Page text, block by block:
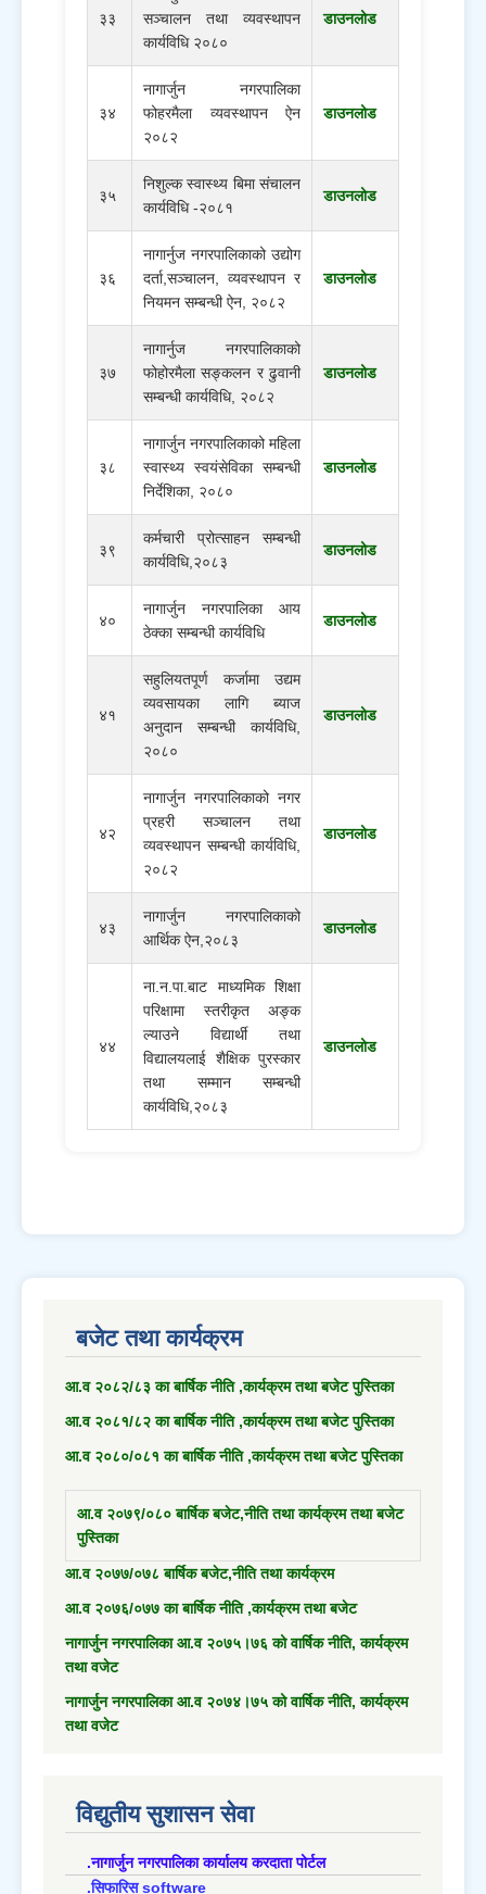
३३
सञ्चालन तथा व्यवस्थापन
कार्यविधि २०८०
डाउनलोड
३४
नागार्जुन नगरपालिका
फोहरमैला व्यवस्थापन ऐन
२०८२
डाउनलोड
३५
निशुल्क स्वास्थ्य बिमा संचालन
कार्यविधि -२०८१
डाउनलोड
३६
नागार्नुज नगरपालिकाको उद्योग
दर्ता,सञ्‍चालन, व्यवस्थापन र
नियमन सम्बन्धी ऐन, २०८२
डाउनलोड
३७
नागार्नुज नगरपालिकाको
फोहोरमैला सङ्कलन र ढुवानी
सम्बन्धी कार्यविधि, २०८२
डाउनलोड
३८
नागार्जुन नगरपालिकाको महिला
स्वास्थ्य स्वयंसेविका सम्बन्धी
निर्देशिका, २०८०
डाउनलोड
३९
कर्मचारी प्रोत्साहन सम्बन्धी
कार्यविधि,२०८३
डाउनलोड
४०
नागार्जुन नगरपालिका आय
ठेक्का सम्बन्धी कार्यविधि
डाउनलोड
४१
सहुलियतपूर्ण कर्जामा उद्यम
व्यवसायका लागि ब्याज
अनुदान सम्बन्धी कार्यविधि,
२०८०
डाउनलोड
४२
नागार्जुन नगरपालिकाको नगर
प्रहरी सञ्चालन तथा
व्यवस्थापन सम्बन्धी कार्यविधि,
२०८२
डाउनलोड
४३
नागार्जुन नगरपालिकाको
आर्थिक ऐन,२०८३
डाउनलोड
४४
ना.न.पा.बाट माध्यमिक शिक्षा
परिक्षामा स्तरीकृत अङ्क
ल्याउने विद्यार्थी तथा
विद्यालयलाई शैक्षिक पुरस्कार
तथा सम्मान सम्बन्धी
कार्यविधि,२०८३
डाउनलोड
बजेट तथा कार्यक्रम
आ.व २०८२/८३ का बार्षिक नीति ,कार्यक्रम तथा बजेट पुस्तिका
आ.व २०८१/८२ का बार्षिक नीति ,कार्यक्रम तथा बजेट पुस्तिका
आ.व २०८०/०८१ का बार्षिक नीति ,कार्यक्रम तथा बजेट पुस्तिका
आ.व २०७९/०८० बार्षिक बजेट,नीति तथा कार्यक्रम तथा बजेट
पुस्तिका
आ.व २०७७/०७८ बार्षिक बजेट,नीति तथा कार्यक्रम
आ.व २०७६/०७७ का बार्षिक नीति ,कार्यक्रम तथा बजेट
नागार्जुन नगरपालिका आ.व २०७५।७६ को वार्षिक नीति, कार्यक्रम
तथा वजेट
नागार्जुन नगरपालिका आ.व २०७४।७५ को वार्षिक नीति, कार्यक्रम
तथा वजेट
विद्युतीय सुशासन सेवा
.नागार्जुन नगरपालिका कार्यालय करदाता पोर्टल
.सिफारिस software